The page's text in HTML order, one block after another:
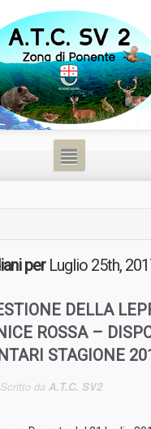
per Luglio 25th,
DELLA
ROSSA –
STAGIONE
Scritto da A.T.C. SV2